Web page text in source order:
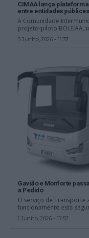
CIMAA lança
entre entidades
A Comunidade
projeto-piloto BOLEIAA,
5 Junho, 2026 - 11:37
Gavião e Monforte
a Pedido
O serviço de Transporte
funcionamento esta
1 Junho, 2026 - 17:57